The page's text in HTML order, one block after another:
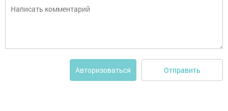
Авторизоваться Отправить